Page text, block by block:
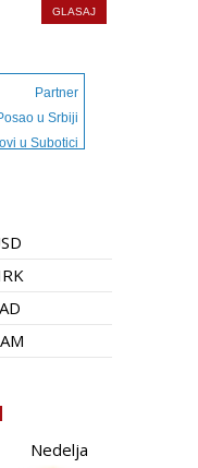
Partner
u Srbiji
u Subotici
Nedelja